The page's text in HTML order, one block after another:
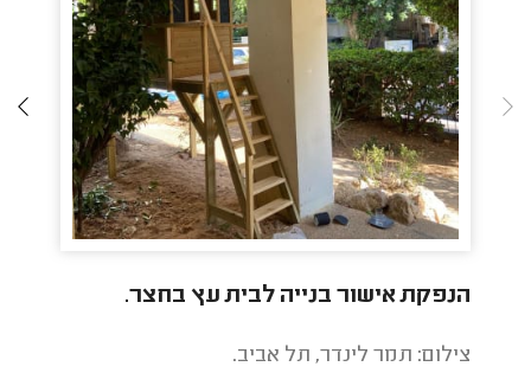
הנפקת אישור בנייה לבית עץ בחצר.
צילום: תמר לינדר, תל אביב.